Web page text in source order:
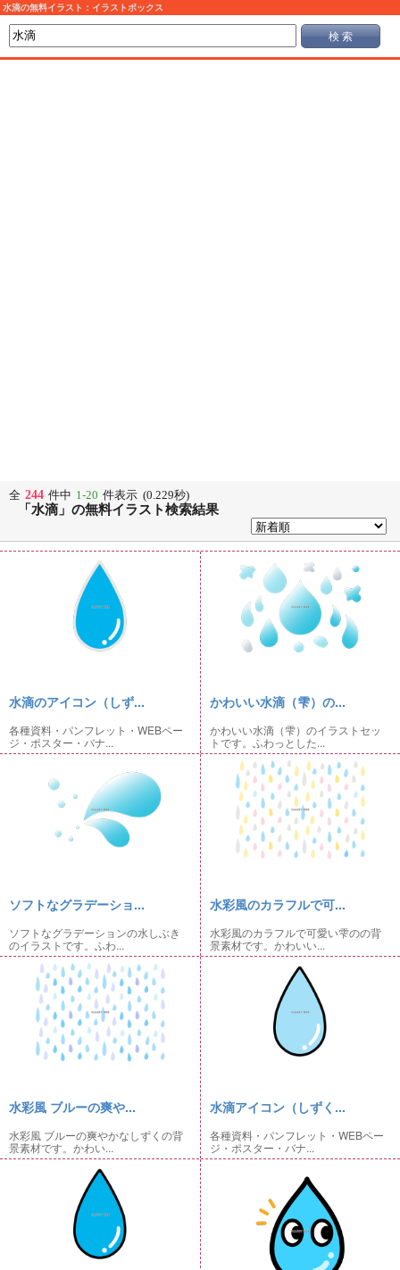
水滴の無料イラスト：イラストボックス
検 索
全 244 件中 1-20 件表示 (0.229秒)
「水滴」の無料イラスト検索結果
水滴のアイコン（しず...
各種資料・パンフレット・WEBペー
ジ・ポスター・バナ...
かわいい水滴（雫）の...
かわいい水滴（雫）のイラストセッ
トです。ふわっとした...
ソフトなグラデーショ...
ソフトなグラデーションの水しぶき
のイラストです。ふわ...
水彩風のカラフルで可...
水彩風のカラフルで可愛い雫のの背
景素材です。かわいい...
水彩風 ブルーの爽や...
水彩風 ブルーの爽やかなしずくの背
景素材です。かわい...
水滴アイコン（しずく...
各種資料・パンフレット・WEBペー
ジ・ポスター・バナ...